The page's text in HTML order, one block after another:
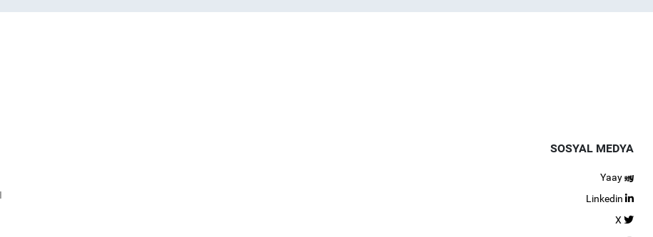
SOSYAL MEDYA
Yaay
Linkedin
X